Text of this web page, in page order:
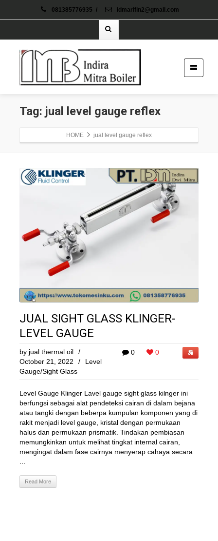
081385776935 / idmarifin2@gmail.com
Tag: jual level gauge reflex
HOME jual level gauge reflex
JUAL SIGHT GLASS KLINGER-
LEVEL GAUGE
0 0
by jual thermal oil
/
October 21, 2022
/
Level
Gauge/Sight Glass
Level Gauge Klinger Lavel gauge sight glass kilnger ini
berfungsi sebagai alat pendeteksi cairan di dalam bejana
atau tangki dengan beberpa kumpulan komponen yang di
rakit menjadi level gauge, kristal dengan permukaan
halus dan permukaan prismatik. Tindakan pembiasan
memungkinkan untuk melihat tingkat internal cairan,
mengingat dalam fase cairnya menyerap cahaya secara
Read More